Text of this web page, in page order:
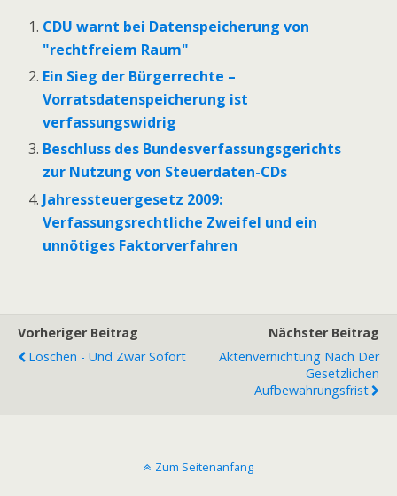
CDU warnt bei Datenspeicherung von
"rechtfreiem Raum"
Ein Sieg der Bürgerrechte –
Vorratsdatenspeicherung ist
verfassungswidrig
Beschluss des Bundesverfassungsgerichts
zur Nutzung von Steuerdaten-CDs
Jahressteuergesetz 2009:
Verfassungsrechtliche Zweifel und ein
unnötiges Faktorverfahren
Vorheriger Beitrag
Löschen - Und Zwar Sofort
Nächster Beitrag
Aktenvernichtung Nach Der
Gesetzlichen
Aufbewahrungsfrist
Zum Seitenanfang